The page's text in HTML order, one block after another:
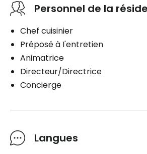
Personnel de la
Chef cuisinier
Préposé à I'entretien
Animatrice
Directeur/Directrice
Concierge
Langues